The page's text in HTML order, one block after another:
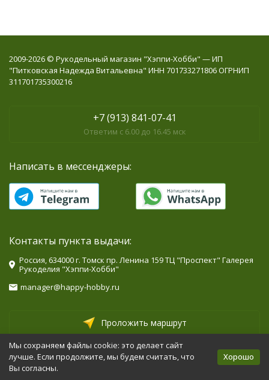
2009-2026 © Рукодельный магазин "Хэппи-Хобби" — ИП
"Питковская Надежда Витальевна" ИНН 701733271806 ОГРНИП
311701735300216
+7 (913) 841-07-41
Ответим с 6.00 до 16.45 мск
Написать в мессенджеры:
Контакты пункта выдачи:
Россия, 634000 г. Томск пр. Ленина 159 ТЦ "Проспект" Галерея
Рукоделия "Хэппи-Хобби"
manager@happy-hobby.ru
Проложить маршрут
Мы в социальных сетях:
Мы сохраняем файлы cookie: это делает сайт
лучше. Если продолжите, мы будем считать, что
Вы согласны.
Хорошо